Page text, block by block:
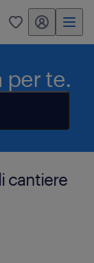
0 my randstad
per te.
cantiere